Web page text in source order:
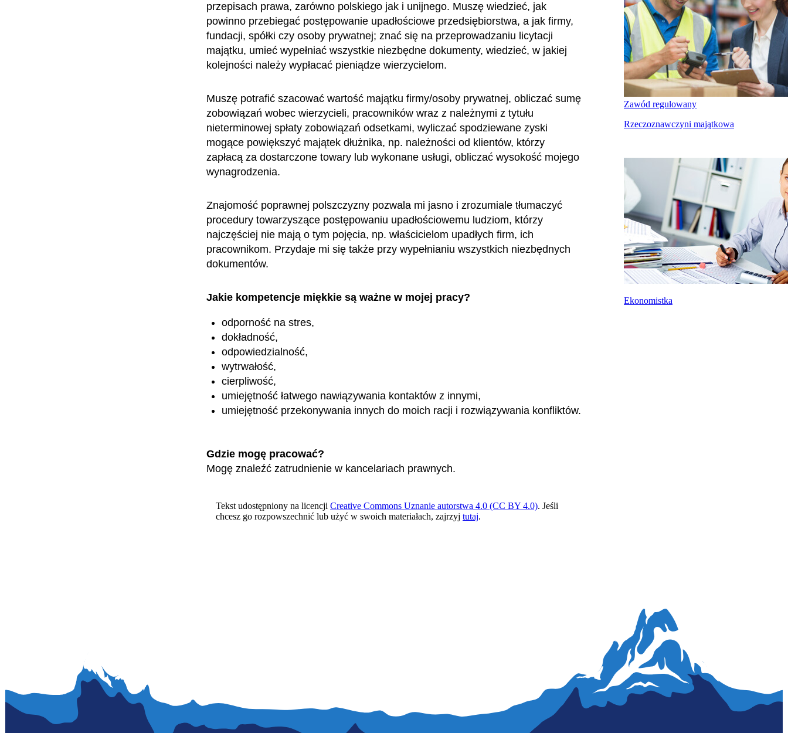
przepisach prawa, zarówno polskiego jak i unijnego. Muszę wiedzieć, jak
powinno przebiegać postępowanie upadłościowe przedsiębiorstwa, a jak firmy,
fundacji, spółki czy osoby prywatnej; znać się na przeprowadzaniu licytacji
majątku, umieć wypełniać wszystkie niezbędne dokumenty, wiedzieć, w jakiej
kolejności należy wypłacać pieniądze wierzycielom.
Muszę potrafić szacować wartość majątku firmy/osoby prywatnej, obliczać sumę
zobowiązań wobec wierzycieli, pracowników wraz z należnymi z tytułu
nieterminowej spłaty zobowiązań odsetkami, wyliczać spodziewane zyski
mogące powiększyć majątek dłużnika, np. należności od klientów, którzy
zapłacą za dostarczone towary lub wykonane usługi, obliczać wysokość mojego
wynagrodzenia.
Znajomość poprawnej polszczyzny pozwala mi jasno i zrozumiale tłumaczyć
procedury towarzyszące postępowaniu upadłościowemu ludziom, którzy
najczęściej nie mają o tym pojęcia, np. właścicielom upadłych firm, ich
pracownikom. Przydaje mi się także przy wypełnianiu wszystkich niezbędnych
dokumentów.
Jakie kompetencje miękkie są ważne w mojej pracy?
odporność na stres,
dokładność,
odpowiedzialność,
wytrwałość,
cierpliwość,
umiejętność łatwego nawiązywania kontaktów z innymi,
umiejętność przekonywania innych do moich racji i rozwiązywania konfliktów.
Gdzie mogę pracować?
Mogę znaleźć zatrudnienie w kancelariach prawnych.
Tekst udostępniony na licencji Creative Commons Uznanie autorstwa 4.0 (CC BY 4.0). Jeśli
chcesz go rozpowszechnić lub użyć w swoich materiałach, zajrzyj tutaj.
Zawód regulowany
Rzeczoznawczyni majątkowa
Ekonomistka